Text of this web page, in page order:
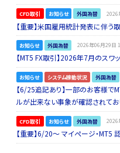
CFD取引 お知らせ 外国為替 2026
【重要】米国雇用統計発表に伴う
お知らせ 外国為替 2026年06月29日
【MT5 FX取引】2026年7月のス
お知らせ システム稼動状況 外国為替
【6/25追記あり】一部のお客様で
ルが出来ない事象が確認されてお
CFD取引 お知らせ 外国為替 2026
【重要】6/20～ マイページ・MT5